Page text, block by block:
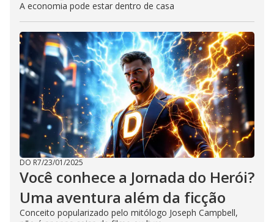
A economia pode estar dentro de casa
DO R7/23/01/2025
Você conhece a Jornada do Herói?
Uma aventura além da ficção
Conceito popularizado pelo mitólogo Joseph Campbell,